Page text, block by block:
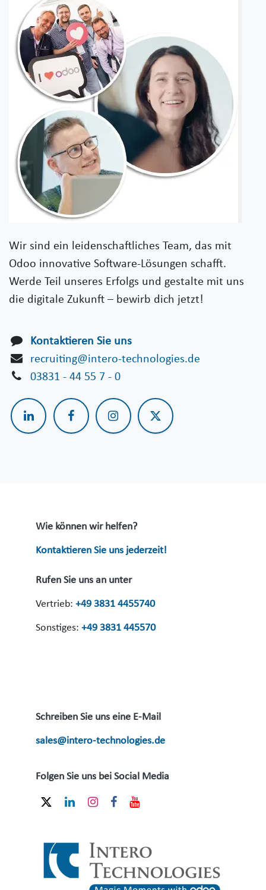
Wir sind ein leidenschaftliches Team, das mit
Odoo innovative Software-Lösungen schafft.
Werde Teil unseres Erfolgs und gestalte mit uns
die digitale Zukunft – bewirb dich jetzt!
Kontaktieren Sie uns
recruiting@intero-technologies.de
03831 - 44 55 7 - 0
Wie können wir helfen?
Kontaktieren Sie uns jederzeit!
Rufen Sie uns an unter
Vertrieb: +49 3831 4455740
Sonstiges: +49 3831 445570
Schreiben Sie uns eine E-Mail
sales@intero-technologies.de
Folgen Sie uns bei Social Media